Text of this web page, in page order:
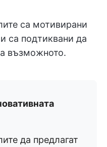
са мотивирани
са подтиквани да
възможното.
да предлагат